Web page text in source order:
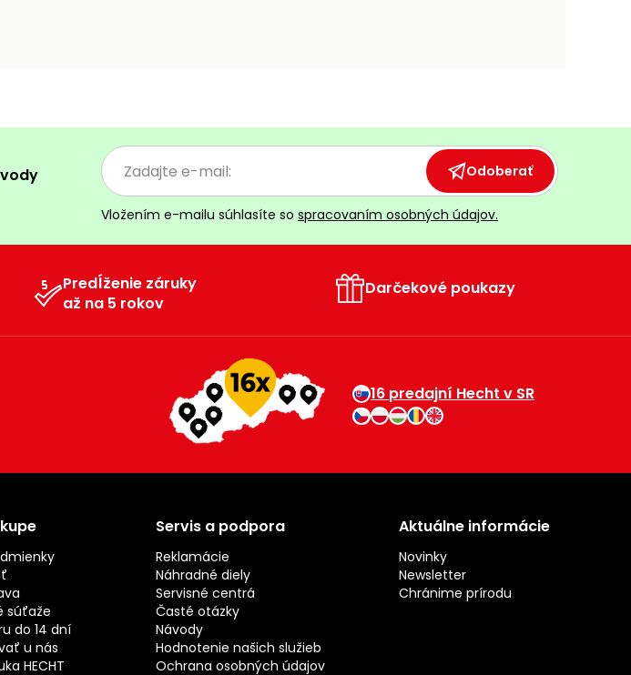
Odoberať
Vložením e-mailu súhlasíte so spracovaním osobných údajov.
Predĺženie záruky
až na 5 rokov
Darčekové poukazy
16 predajní Hecht v SR
súťaže
do 14 dní
u nás
HECHT
Servis a podpora
Reklamácie
Náhradné diely
Servisné centrá
Časté otázky
Návody
Hodnotenie našich služieb
Ochrana osobných údajov
Aktuálne informácie
Novinky
Newsletter
Chránime prírodu